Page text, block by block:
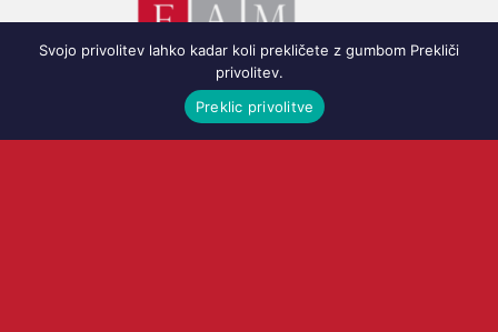
Svojo privolitev lahko kadar koli prekličete z gumbom Prekliči
privolitev.
Preklic privolitve